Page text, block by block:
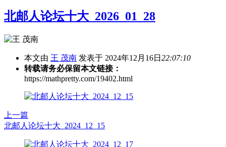
北邮人论坛十大_2026_01_28
本文由 王 茂南 发表于 2024年12月16日 22:07:10
转载请务必保留本文链接：
https://mathpretty.com/19402.html
上一篇
北邮人论坛十大_2024_12_15